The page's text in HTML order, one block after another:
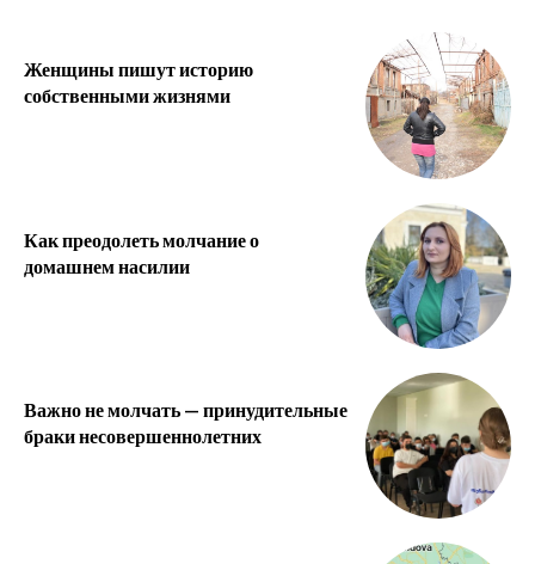
Женщины пишут историю
собственными жизнями
Как преодолеть молчание о
домашнем насилии
Важно не молчать — принудительные
браки несовершеннолетних